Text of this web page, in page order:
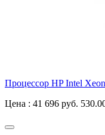
Процессор HP Intel
Цена : 41 696 руб.